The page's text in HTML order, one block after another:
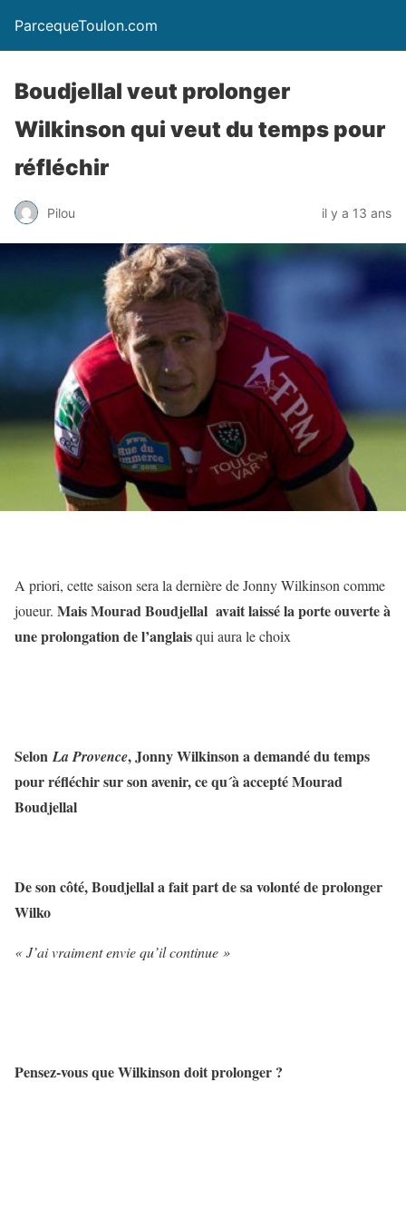
ParcequeToulon.com
Boudjellal veut prolonger
Wilkinson qui veut du temps pour
réfléchir
Pilou il y a 13 ans
A priori, cette saison sera la dernière de Jonny Wilkinson comme
joueur. Mais Mourad Boudjellal avait laissé la porte ouverte à
une prolongation de l’anglaisqui aura le choix
SelonLa Provence, Jonny Wilkinson a demandé du temps
pour réfléchir sur son avenir, ce qu´à accepté Mourad
Boudjellal
De son côté, Boudjellal a fait part de sa volonté de prolonger
Wilko
« J’ai vraiment envie qu’il continue »
Pensez-vous que Wilkinson doit prolonger ?